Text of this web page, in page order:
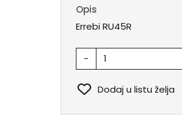
Opis
Errebi RU45R
-
Dodaj u listu želja